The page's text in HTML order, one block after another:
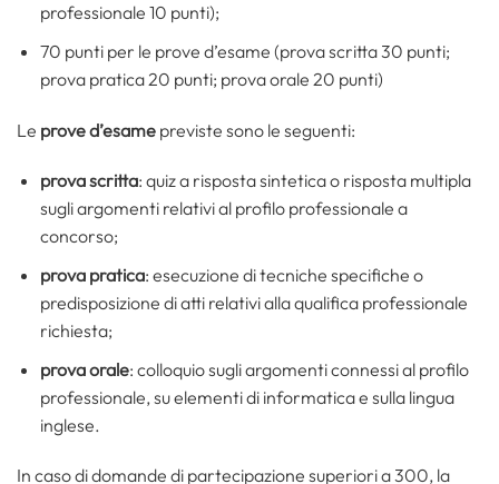
professionale 10 punti);
70 punti per le prove d’esame (prova scritta 30 punti;
prova pratica 20 punti; prova orale 20 punti)
Le prove d’esame previste sono le seguenti:
prova scritta: quiz a risposta sintetica o risposta multipla
sugli argomenti relativi al profilo professionale a
concorso;
prova pratica: esecuzione di tecniche specifiche o
predisposizione di atti relativi alla qualifica professionale
richiesta;
prova orale: colloquio sugli argomenti connessi al profilo
professionale, su elementi di informatica e sulla lingua
inglese.
In caso di domande di partecipazione superiori a 300, la